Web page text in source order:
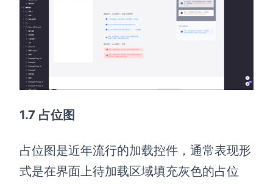
1.7 占位图
占位图是近年流行的加载控件，通常表现形
式是在界面上待加载区域填充灰色的占位